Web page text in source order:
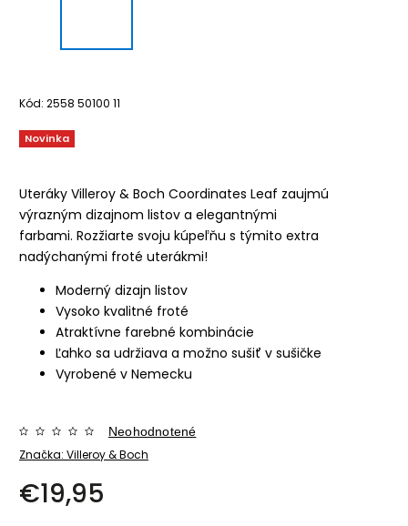
Kód: 2558 50100 11
Novinka
Uteráky Villeroy & Boch Coordinates Leaf zaujmú
výrazným dizajnom listov a elegantnými
farbami. Rozžiarte svoju kúpeľňu s týmito extra
nadýchanými froté uterákmi!
Moderný dizajn listov
Vysoko kvalitné froté
Atraktívne farebné kombinácie
Ľahko sa udržiava a možno sušiť v sušičke
Vyrobené v Nemecku
Značka: Villeroy & Boch
Neohodnotené
€19,95